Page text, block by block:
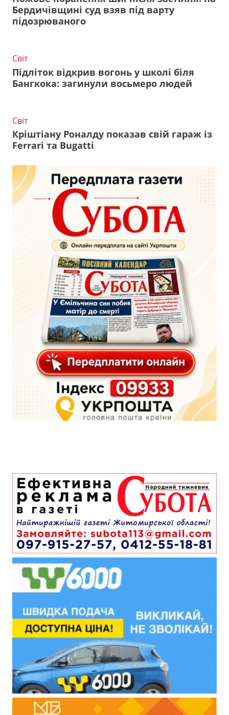
Бердичівщині суд взяв під варту
підозрюваного
Світ
Підліток відкрив вогонь у школі біля
Бангкока: загинули восьмеро людей
Світ
Кріштіану Роналду показав свій гараж із
Ferrari та Bugatti